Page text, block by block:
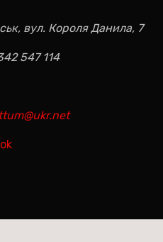
вул. Короля Данила, 7
547 114